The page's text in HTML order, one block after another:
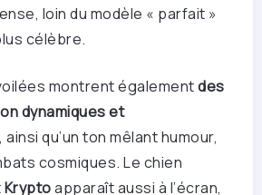
loin du modèle « parfait »
célèbre.
montrent égalementdes
dynamiques et
, ainsi qu’un ton mêlant humour,
cosmiques. Le chien
Kryptoapparaît aussi à l’écran,